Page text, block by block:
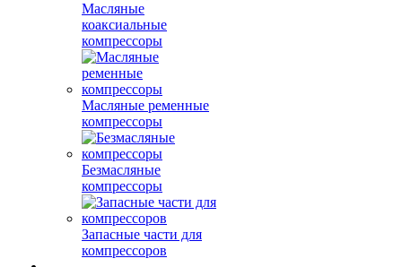
Масляные
коаксиальные
компрессоры
Масляные ременные
компрессоры
Безмасляные
компрессоры
Запасные части для
компрессоров